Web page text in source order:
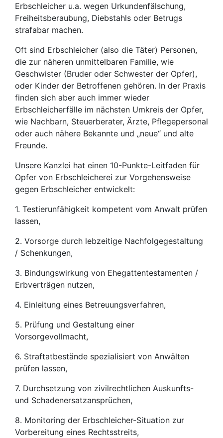
Erbschleicher u.a. wegen Urkundenfälschung,
Freiheitsberaubung, Diebstahls oder Betrugs
strafabar machen.
Oft sind Erbschleicher (also die Täter) Personen,
die zur näheren unmittelbaren Familie, wie
Geschwister (Bruder oder Schwester der Opfer),
oder Kinder der Betroffenen gehören. In der Praxis
finden sich aber auch immer wieder
Erbschleicherfälle im nächsten Umkreis der Opfer,
wie Nachbarn, Steuerberater, Ärzte, Pflegepersonal
oder auch nähere Bekannte und „neue“ und alte
Freunde.
Unsere Kanzlei hat einen 10-Punkte-Leitfaden für
Opfer von Erbschleicherei zur Vorgehensweise
gegen Erbschleicher entwickelt:
1. Testierunfähigkeit kompetent vom Anwalt prüfen
lassen,
2. Vorsorge durch lebzeitige Nachfolgegestaltung
/ Schenkungen,
3. Bindungswirkung von Ehegattentestamenten /
Erbverträgen nutzen,
4. Einleitung eines Betreuungsverfahren,
5. Prüfung und Gestaltung einer
Vorsorgevollmacht,
6. Straftatbestände spezialisiert von Anwälten
prüfen lassen,
7. Durchsetzung von zivilrechtlichen Auskunfts-
und Schadenersatzansprüchen,
8. Monitoring der Erbschleicher-Situation zur
Vorbereitung eines Rechtsstreits,